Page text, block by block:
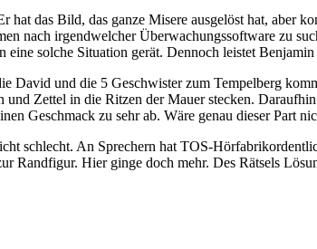
das Bild, das ganze Misere ausgelöst hat, aber
nach irgendwelcher Überwachungssoftware zu
eine solche Situation gerät. Dennoch leistet
und die 5 Geschwister zum Tempelberg
Zettel in die Ritzen der Mauer stecken.
Geschmack zu sehr ab. Wäre genau dieser Part
schlecht. An Sprechern hat TOS-
Hier ginge doch mehr. Des Rätsels